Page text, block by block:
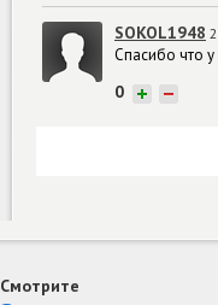
SOKOL1948
Спасибо что
0 + −
Смотрите